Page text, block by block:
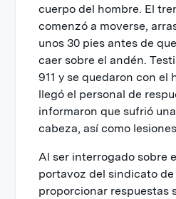
cuerpo del hombre. El
comenzó a moverse,
unos 30 pies antes de
caer sobre el andén.
911 y se quedaron con el
llegó el personal de
informaron que sufrió
cabeza, así como
Al ser interrogado sobre
portavoz del sindicato
proporcionar respuestas